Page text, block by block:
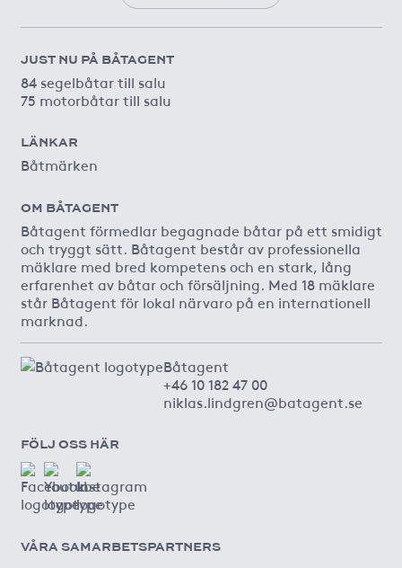
JUST NU PÅ BÅTAGENT
84 segelbåtar till salu
75 motorbåtar till salu
LÄNKAR
Båtmärken
OM BÅTAGENT
Båtagent förmedlar begagnade båtar på ett smidigt
och tryggt sätt. Båtagent består av professionella
mäklare med bred kompetens och en stark, lång
erfarenhet av båtar och försäljning. Med 18 mäklare
står Båtagent för lokal närvaro på en internationell
marknad.
Båtagent
+46 10 182 47 00
niklas.lindgren@batagent.se
FÖLJ OSS HÄR
VÅRA SAMARBETSPARTNERS